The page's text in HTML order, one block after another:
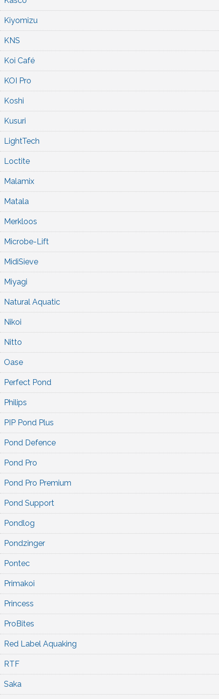
Kiyomizu
KNS
Koi Café
KOI Pro
Koshi
Kusuri
LightTech
Loctite
Malamix
Matala
Merkloos
Microbe-Lift
MidiSieve
Miyagi
Natural Aquatic
Nikoi
Nitto
Oase
Perfect Pond
Philips
PIP Pond Plus
Pond Defence
Pond Pro
Pond Pro Premium
Pond Support
Pondlog
Pondzinger
Pontec
Primakoi
Princess
ProBites
Red Label Aquaking
RTF
Saka